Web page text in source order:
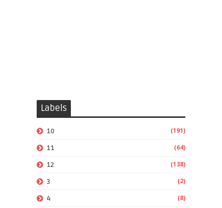
Labels
10 (191)
11 (64)
12 (138)
3 (2)
4 (8)